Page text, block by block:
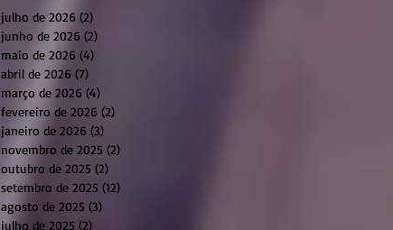
julho de 2026 (2)
junho de 2026 (2)
maio de 2026 (4)
abril de 2026 (7)
março de 2026 (4)
fevereiro de 2026 (2)
janeiro de 2026 (3)
novembro de 2025 (2)
outubro de 2025 (2)
setembro de 2025 (12)
agosto de 2025 (3)
julho de 2025 (2)